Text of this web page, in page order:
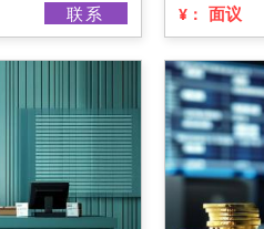
联系 ¥： 面议